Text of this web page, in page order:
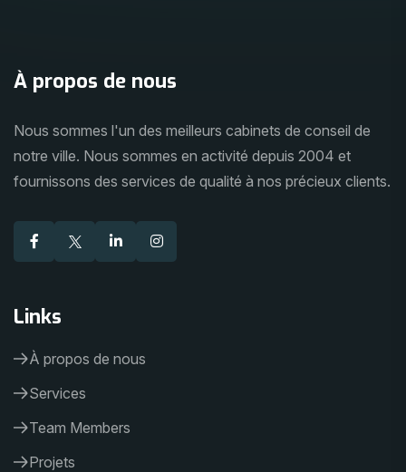
À propos de nous
Nous sommes l'un des meilleurs cabinets de conseil de
notre ville. Nous sommes en activité depuis 2004 et
fournissons des services de qualité à nos précieux clients.
Links
À propos de nous
Services
Team Members
Projets